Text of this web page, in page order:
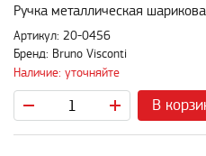
Ручка металлическая
Артикул: 20-0456
Бренд: Bruno Visconti
Наличие: уточняйте
В